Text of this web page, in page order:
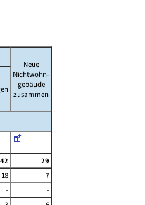
Neue
Nichtwohn-
gebäude
zusammen
42
29
18
7
-
-